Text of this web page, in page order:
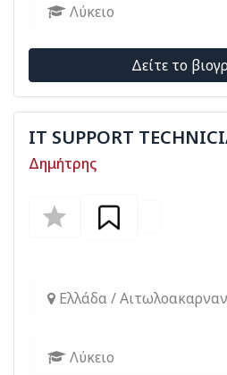
Λύκειο
Δείτε το
IT SUPPORT
Δημήτρης
Ελλάδα /
Λύκειο